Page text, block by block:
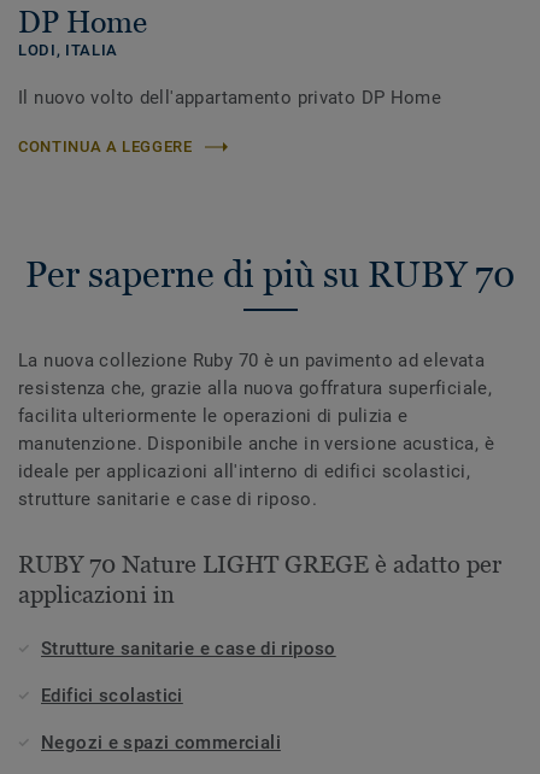
DP Home
LODI, ITALIA
Il nuovo volto dell'appartamento privato DP Home
CONTINUA A LEGGERE
Per saperne di più su RUBY 70
La nuova collezione Ruby 70 è un pavimento ad elevata
resistenza che, grazie alla nuova goffratura superficiale,
facilita ulteriormente le operazioni di pulizia e
manutenzione. Disponibile anche in versione acustica, è
ideale per applicazioni all'interno di edifici scolastici,
strutture sanitarie e case di riposo.
RUBY 70 Nature LIGHT GREGE è adatto per
applicazioni in
Strutture sanitarie e case di riposo
Edifici scolastici
Negozi e spazi commerciali